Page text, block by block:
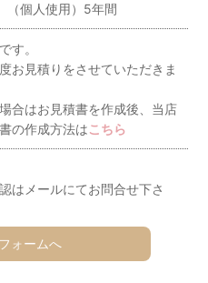
（個人使用）5年間
す。
お見積りをさせていただきま
合はお見積書を作成後、当店
の作成方法はこちら
はメールにてお問合せ下さ
ォームへ